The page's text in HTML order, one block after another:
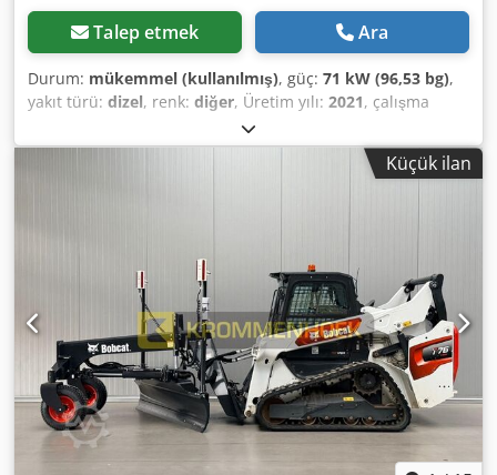
Talep etmek Ara
Durum: mükemmel (kullanılmış), güç: 71 kW (96,53 bg),
yakıt türü: dizel, renk: diğer, Üretim yılı: 2021, çalışma
klima
ağırlık: 5.863 kg Boyutlar (U x G x Y): 390 x 215 x 212 cm
Direksiyon: Sabit Motor tipi: Bobcat D34 Hızlı değişim
Yüksek debi - Hidrolik hızlı değiştirici Cjdpfoyc Nxtsx Af Esrf
- Radyo = Notlar = Aktarma organı Standart / Seviye: Stage
IV / Tier IV final Genel Üretim ülkesi: ABD Durum CE tipi: CE
Yüksek debili ek hidrolik, 2 vitesli sürüş, şasi süspansiyonu,
ek çalışma farları, hidrolik hızlı değiştirici, radyo, havalı
süspansiyonlu koltuk, orijinal boya!
Küçük ilan